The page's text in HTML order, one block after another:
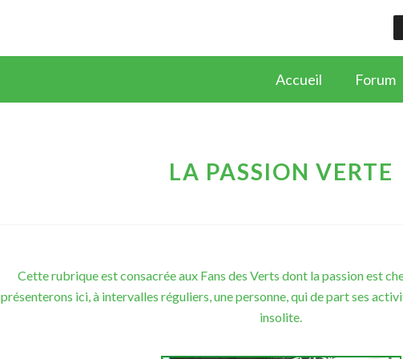
Accueil Forum
LA PASSION VERTE
Cette rubrique est consacrée aux Fans des Verts dont la passion est
présenterons ici, à intervalles réguliers, une personne, qui de part ses
insolite.